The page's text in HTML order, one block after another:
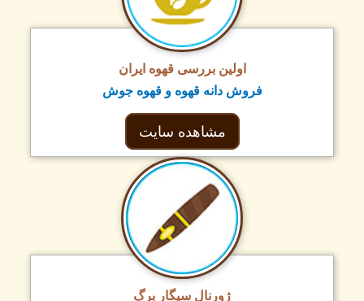
اولین بررسی قهوه ایران
فروش دانه قهوه و قهوه جوش
مشاهده سایت
ژورنال سیگار برگ